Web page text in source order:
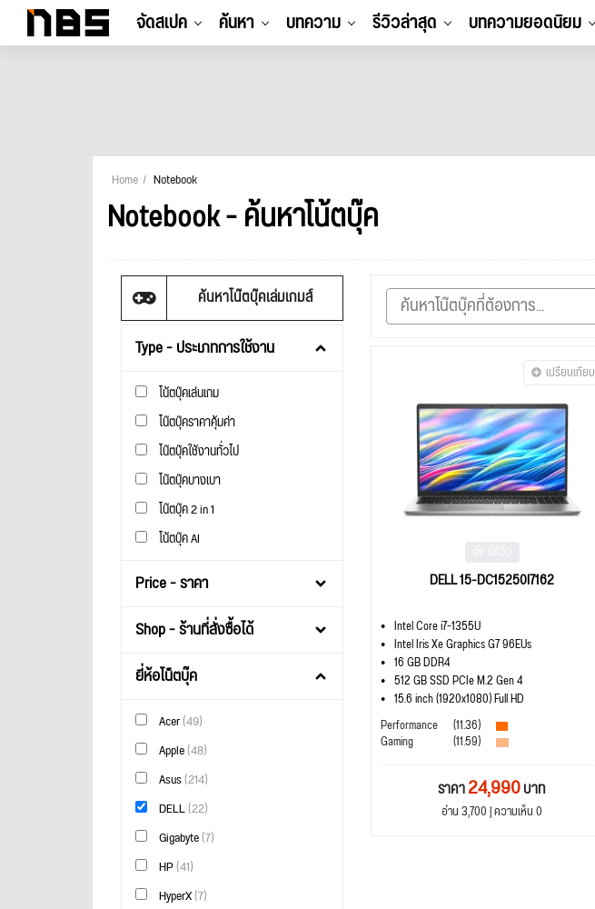
จัดสเปค ค้นหา บทความ รีวิวล่าสุด บทความยอดนิยม
Home Notebook
Notebook - ค้นหาโน้ตบุ๊ค
ค้นหาโน๊ตบุ๊คเล่มเกมส์
Type - ประเภทการใช้งาน
โน้ตบุ๊คเล่นเกม
โน๊ตบุ๊คราคาคุ้มค่า
โน๊ตบุ๊คใช้งานทั่วไป
โน๊ตบุ๊คบางเบา
โน๊ตบุ๊ค 2 in 1
โน้ตบุ๊ค AI
Price - ราคา
Shop - ร้านที่สั่งซื้อได้
ยี่ห้อโน็ตบุ๊ค
Acer(49)
Apple(48)
Asus(214)
DELL(22)
Gigabyte(7)
HP(41)
HyperX(7)
เปรียบเทียบ
DELL 15-DC15250I7162
Intel Core i7-1355U
Intel Iris Xe Graphics G7 96EUs
16 GB DDR4
512 GB SSD PCIe M.2 Gen 4
15.6 inch (1920x1080) Full HD
Performance
(11.36)
Gaming (11.59)
ราคา24,990บาท
อ่าน 3,700 | ความเห็น 0